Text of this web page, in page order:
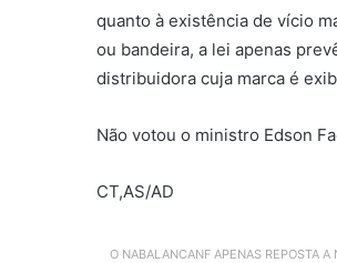
quanto à existência de vício
ou bandeira, a lei apenas
distribuidora cuja marca é
Não votou o ministro Edson
CT,AS/AD
O NABALANCANF APENAS REPOSTA